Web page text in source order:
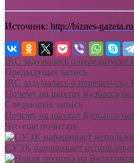
Источник: http://biznes-gazeta.ru
IRC задумалась о
Предыдущая запись
IRC задумалась о
Почему на шахтах Кузбасса
Следующая запись
Почему на шахтах Кузбасса
Что еще почитать
СУЭК наращивает